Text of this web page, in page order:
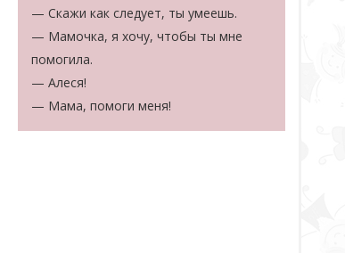
— Скажи как следует, ты умеешь.
— Мамочка, я хочу, чтобы ты мне
помогила.
— Алеся!
— Мама, помоги меня!